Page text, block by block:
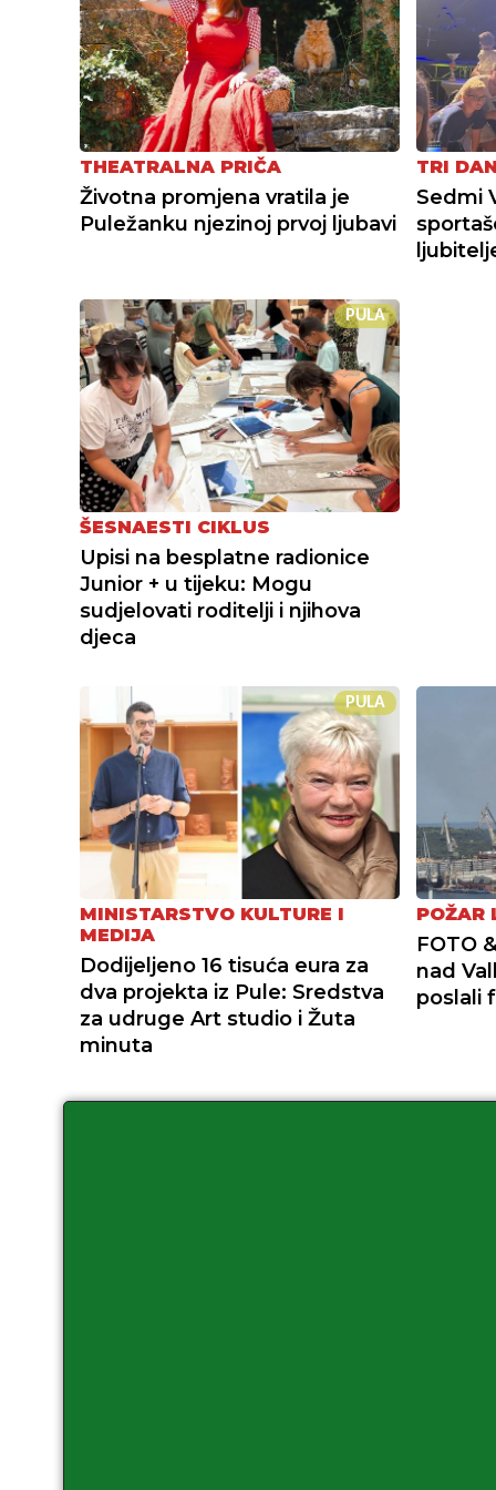
THEATRALNA PRIČA
Životna promjena vratila je
Puležanku njezinoj prvoj ljubavi
TRI
Sedmi
PULA
ŠESNAESTI CIKLUS
Upisi na besplatne radionice
Junior + u tijeku: Mogu
sudjelovati roditelji i njihova
djeca
PULA
MINISTARSTVO KULTURE I
MEDIJA
Dodijeljeno 16 tisuća eura za
dva projekta iz Pule: Sredstva
za udruge Art studio i Žuta
minuta
POŽAR
FOTO
nad
poslali